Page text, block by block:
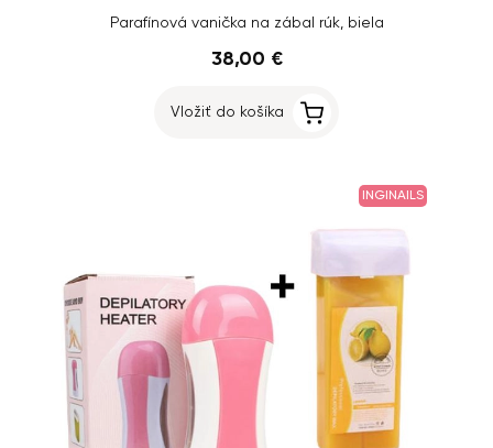
Parafínová vanička na zábal rúk, biela
38,00 €
Vložiť do košíka
INGINAILS